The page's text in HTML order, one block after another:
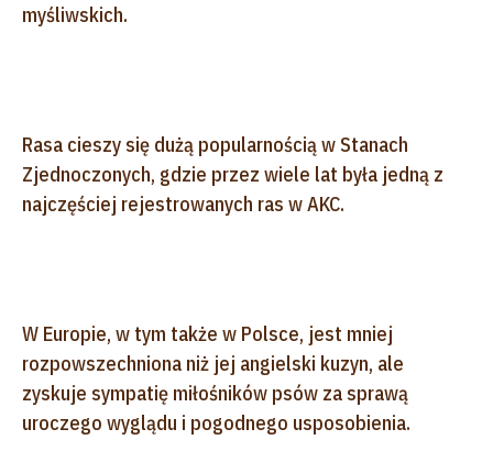
myśliwskich.
Rasa cieszy się dużą popularnością w Stanach
Zjednoczonych, gdzie przez wiele lat była jedną z
najczęściej rejestrowanych ras w AKC.
W Europie, w tym także w Polsce, jest mniej
rozpowszechniona niż jej angielski kuzyn, ale
zyskuje sympatię miłośników psów za sprawą
uroczego wyglądu i pogodnego usposobienia.